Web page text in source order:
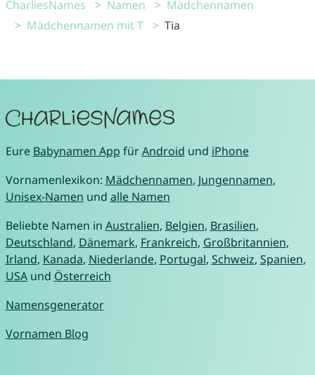
CharliesNames Namen
Mädchennamen
Mädchennamen mit T
Tia
Eure Babynamen App fürAndroid und iPhone
Vornamenlexikon: Mädchennamen, Jungennamen,
Unisex-Namen und alle Namen
Beliebte Namen in Australien, Belgien, Brasilien,
Deutschland, Dänemark, Frankreich, Großbritannien,
Irland, Kanada, Niederlande, Portugal, Schweiz, Spanien,
USAund Österreich
Namensgenerator
Vornamen Blog